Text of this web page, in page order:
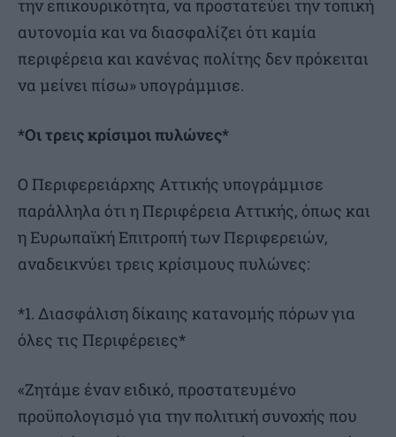
την επικουρικότητα, να προστατεύει την τοπική
αυτονομία και να διασφαλίζει ότι καμία
περιφέρεια και κανένας πολίτης δεν πρόκειται
να μείνει πίσω» υπογράμμισε.
*Οι τρεις κρίσιμοι πυλώνες*
Ο Περιφερειάρχης Αττικής υπογράμμισε
παράλληλα ότι η Περιφέρεια Αττικής, όπως και
η Ευρωπαϊκή Επιτροπή των Περιφερειών,
αναδεικνύει τρεις κρίσιμους πυλώνες:
*1. Διασφάλιση δίκαιης κατανομής πόρων για
όλες τις Περιφέρειες*
«Ζητάμε έναν ειδικό, προστατευμένο
προϋπολογισμό για την πολιτική συνοχής που